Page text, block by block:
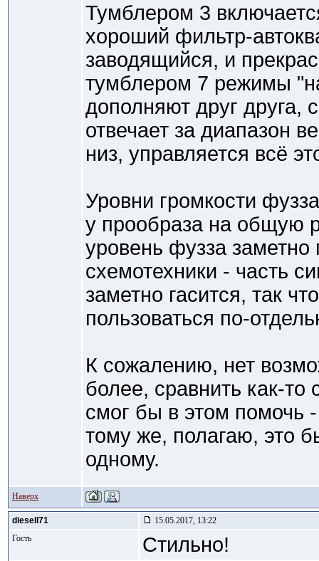
Тумблером 3
хороший фильтр-
заводящийся, и
тумблером 7 режимы
дополняют друг друга,
отвечает за диапазон
низ, управляется всё
Уровни громкости
у прообраза на общую
уровень фузза заметно
схемотехники - часть
заметно гасится, так
пользоваться по-
К сожалению, нет
более, сравнить как-то
смог бы в этом помочь
тому же, полагаю, это
одному.
Наверх
diesell71
15.05.2017, 13:22
Гость
Стильно!